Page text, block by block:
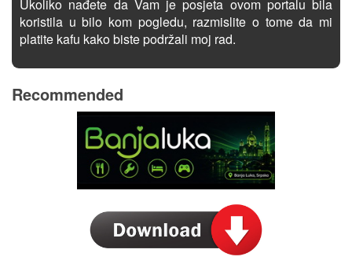
Ukoliko nađete da Vam je posjeta ovom portalu bila
koristila u bilo kom pogledu, razmislite o tome da mi
platite kafu kako biste podržali moj rad.
Recommended